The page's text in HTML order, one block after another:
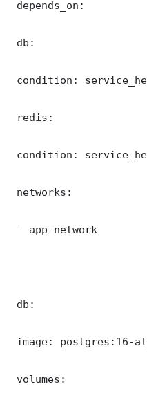
depends_on:
db:
condition:
redis:
condition:
networks:
- app-network
db:
image: postgres:16-
volumes: